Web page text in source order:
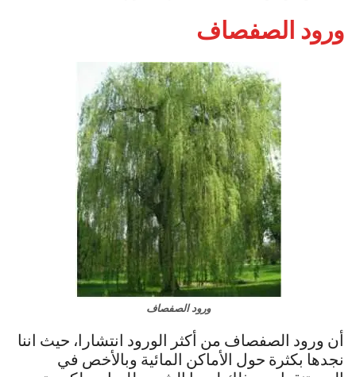
ورود الصفصاف
ورود الصفصاف
أن ورود الصفصاف من أكثر الورود انتشارا، حيث اننا
نجدها بكثرة حول الأماكن المائية وبالأخص في